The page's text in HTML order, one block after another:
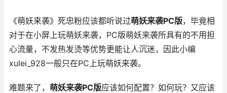
《萌妖来袭》死忠粉应该都听说过萌妖来袭PC版，毕竟相
对于在小屏上玩萌妖来袭，PC版萌妖来袭所具有的不用担
心流量，不发热发烫等优势更能让人沉迷，因此小编
xulei_928一般只在PC上玩萌妖来袭。
难题来了， 萌妖来袭PC版应该如何配置？如何玩？又应该